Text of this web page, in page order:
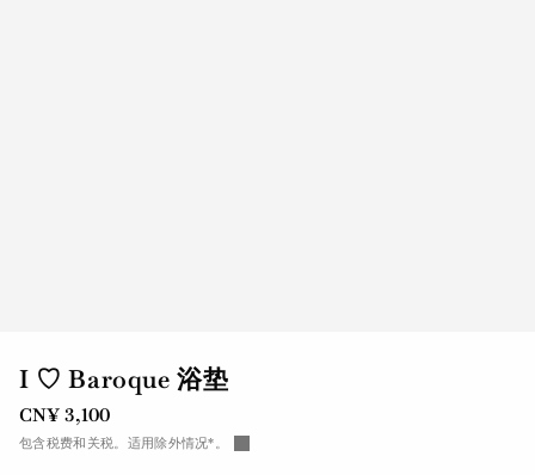
I ♡ Baroque 浴垫
CN¥ 3,100
包含税费和关税。适用除外情况*。